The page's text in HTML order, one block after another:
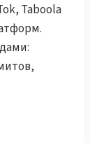
Taboola